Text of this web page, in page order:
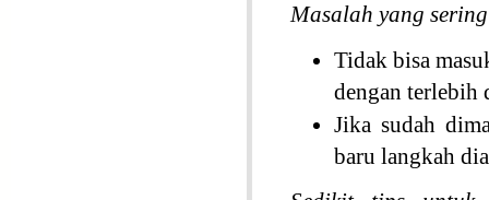
Masalah yang
Tidak bisa
dengan terlebih
Jika sudah
baru langkah